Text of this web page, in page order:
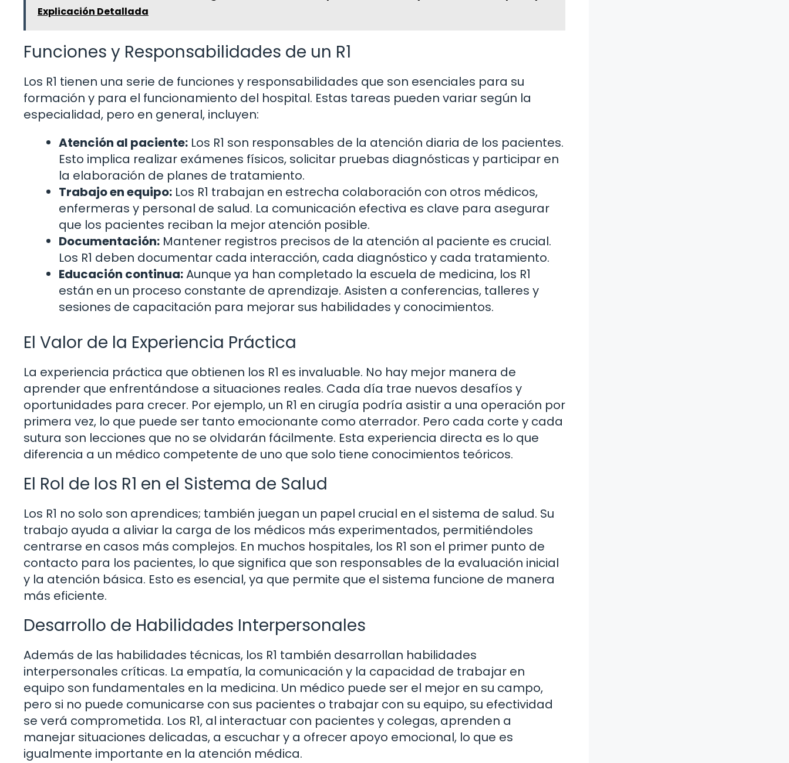
Explicación Detallada
Funciones y Responsabilidades de un R1
Los R1 tienen una serie de funciones y responsabilidades que son esenciales para su
formación y para el funcionamiento del hospital. Estas tareas pueden variar según la
especialidad, pero en general, incluyen:
Atención al paciente: Los R1 son responsables de la atención diaria de los pacientes.
Esto implica realizar exámenes físicos, solicitar pruebas diagnósticas y participar en
la elaboración de planes de tratamiento.
Trabajo en equipo: Los R1 trabajan en estrecha colaboración con otros médicos,
enfermeras y personal de salud. La comunicación efectiva es clave para asegurar
que los pacientes reciban la mejor atención posible.
Documentación: Mantener registros precisos de la atención al paciente es crucial.
Los R1 deben documentar cada interacción, cada diagnóstico y cada tratamiento.
Educación continua:Aunque ya han completado la escuela de medicina, los R1
están en un proceso constante de aprendizaje. Asisten a conferencias, talleres y
sesiones de capacitación para mejorar sus habilidades y conocimientos.
El Valor de la Experiencia Práctica
La experiencia práctica que obtienen los R1 es invaluable. No hay mejor manera de
aprender que enfrentándose a situaciones reales. Cada día trae nuevos desafíos y
oportunidades para crecer. Por ejemplo, un R1 en cirugía podría asistir a una operación por
primera vez, lo que puede ser tanto emocionante como aterrador. Pero cada corte y cada
sutura son lecciones que no se olvidarán fácilmente. Esta experiencia directa es lo que
diferencia a un médico competente de uno que solo tiene conocimientos teóricos.
El Rol de los R1 en el Sistema de Salud
Los R1 no solo son aprendices; también juegan un papel crucial en el sistema de salud. Su
trabajo ayuda a aliviar la carga de los médicos más experimentados, permitiéndoles
centrarse en casos más complejos. En muchos hospitales, los R1 son el primer punto de
contacto para los pacientes, lo que significa que son responsables de la evaluación inicial
y la atención básica. Esto es esencial, ya que permite que el sistema funcione de manera
más eficiente.
Desarrollo de Habilidades Interpersonales
Además de las habilidades técnicas, los R1 también desarrollan habilidades
interpersonales críticas. La empatía, la comunicación y la capacidad de trabajar en
equipo son fundamentales en la medicina. Un médico puede ser el mejor en su campo,
pero si no puede comunicarse con sus pacientes o trabajar con su equipo, su efectividad
se verá comprometida. Los R1, al interactuar con pacientes y colegas, aprenden a
manejar situaciones delicadas, a escuchar y a ofrecer apoyo emocional, lo que es
igualmente importante en la atención médica.